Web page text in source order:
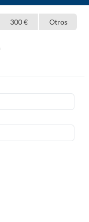
Si apuestas por el
300 € Otros